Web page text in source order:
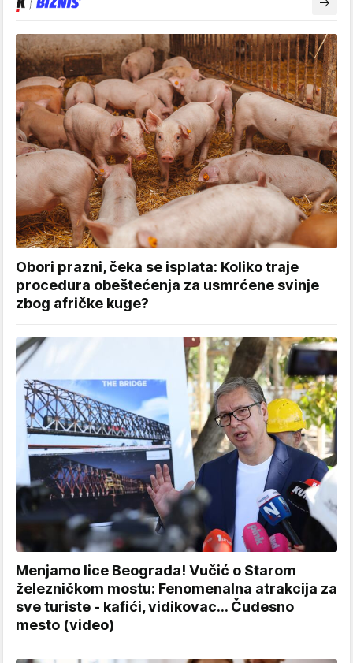
Obori prazni, čeka se isplata: Koliko traje
procedura obeštećenja za usmrćene svinje
zbog afričke kuge?
Menjamo lice Beograda! Vučić o Starom
železničkom mostu: Fenomenalna atrakcija za
sve turiste - kafići, vidikovac... Čudesno
mesto (video)